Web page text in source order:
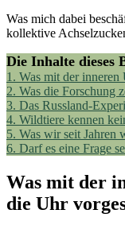
Was mich dabei
kollektive
Die Inhalte dieses
1. Was mit der
2. Was die Forschung
3. Das Russland-
4. Wildtiere kennen
5. Was wir seit Jahren
6. Darf es eine Frage
Was mit der
die Uhr